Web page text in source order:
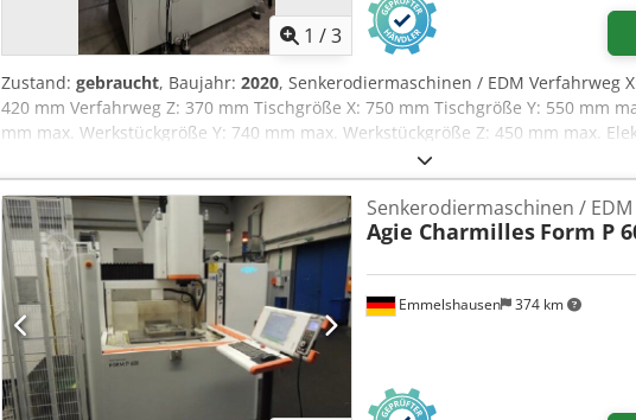
1 /3
Zustand: gebraucht, Baujahr: 2020, Senkerodiermaschinen / EDM Verfahrweg
420 mm Verfahrweg Z: 370 mm Tischgröße X: 750 mm Tischgröße Y: 550 mm
mm max. Werkstückgröße Y: 740 mm max. Werkstückgröße Z: 450 mm max.
Werkstückgewicht: 1500 kg Elektrodenwechsler: 32 - fach C-Achse Dcedpfjzg T
Ampere Kühler absenkbarer Behälter C-Achse 32x Elektrodenwechsler
Emmelshausen 374 km
Senkerodiermaschinen / EDM
Agie Charmilles Form P